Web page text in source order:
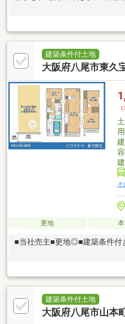
建築条件付土地
大阪府八尾市東久
そ
更地
■当社売主■更地◎■建築条件
建築条件付土地
大阪府八尾市山本